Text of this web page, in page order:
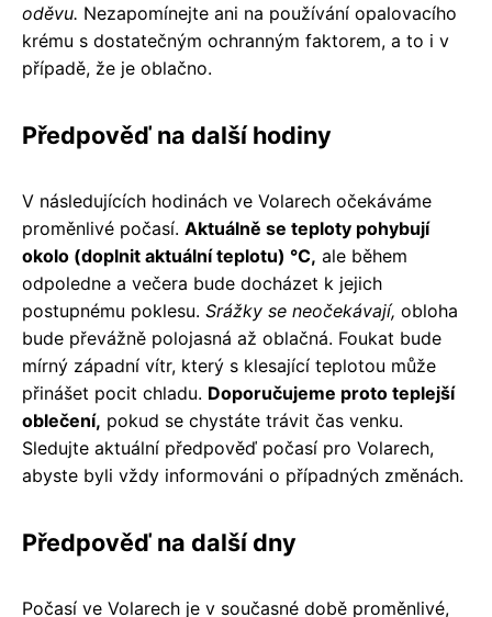
oděvu. Nezapomínejte ani na používání opalovacího
krému s dostatečným ochranným faktorem, a to i v
případě, že je oblačno.
Předpověď na další hodiny
V následujících hodinách ve Volarech očekáváme
proměnlivé počasí. Aktuálně se teploty pohybují
okolo (doplnit aktuální teplotu) °C, ale během
odpoledne a večera bude docházet k jejich
postupnému poklesu. Srážky se neočekávají, obloha
bude převážně polojasná až oblačná. Foukat bude
mírný západní vítr, který s klesající teplotou může
přinášet pocit chladu. Doporučujeme proto teplejší
oblečení, pokud se chystáte trávit čas venku.
Sledujte aktuální předpověď počasí pro Volarech,
abyste byli vždy informováni o případných změnách.
Předpověď na další dny
Počasí ve Volarech je v současné době proměnlivé,